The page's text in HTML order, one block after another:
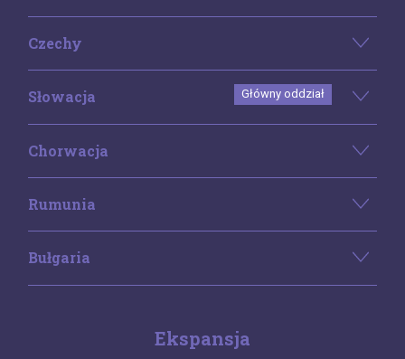
Czechy
Słowacja Główny oddział
Chorwacja
Rumunia
Bułgaria
Ekspansja